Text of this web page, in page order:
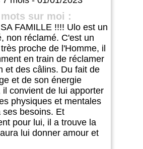
sur moi :
FAMILLE !!!! Ulo est un
non réclamé. C'est un
proche de l'Homme, il
en train de réclamer
et des câlins. Du fait de
et de son énergie
il convient de lui apporter
physiques et mentales
ses besoins. Et
pour lui, il a trouve la
lui donner amour et